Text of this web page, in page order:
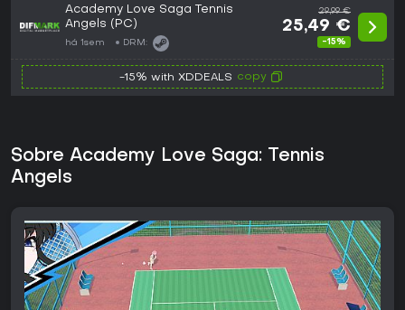
Academy Love Saga Tennis
Angels (PC)
há 1sem DRM:
29,99 €
25,49 €
-15%
-15% with XDDEALS copy
Sobre Academy Love Saga: Tennis
Angels